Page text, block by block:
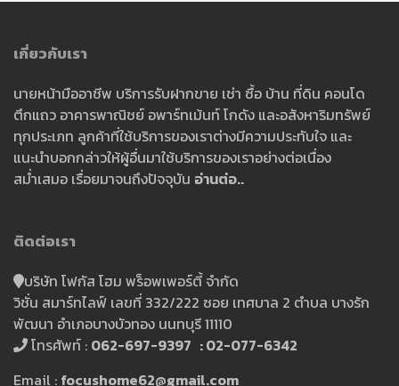
เกี่ยวกับเรา
นายหน้ามืออาชีพ บริการรับฝากขาย เช่า ซื้อ บ้าน ที่ดิน คอนโด
ตึกแถว อาคารพาณิชย์ อพาร์ทเม้นท์ โกดัง และอสังหาริมทรัพย์
ทุกประเภท ลูกค้าที่ใช้บริการของเราต่างมีความประทับใจ และ
แนะนำบอกกล่าวให้ผู้อื่นมาใช้บริการของเราอย่างต่อเนื่อง
สม่ำเสมอ เรื่อยมาจนถึงปัจจุบัน อ่านต่อ..
ติดต่อเรา
บริษัท โฟกัส โฮม พร็อพเพอร์ตี้ จำกัด
วิชั่น สมาร์ทไลฟ์ เลขที่ 332/222 ซอย เทศบาล 2 ตำบล บางรัก
พัฒนา อำเภอบางบัวทอง นนทบุรี 11110
โทรศัพท์ : 062-697-9397 : 02-077-6342
Email : focushome62@gmail.com